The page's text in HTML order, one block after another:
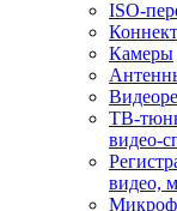
ISO-
Камеры
ТВ-
видео-
видео,